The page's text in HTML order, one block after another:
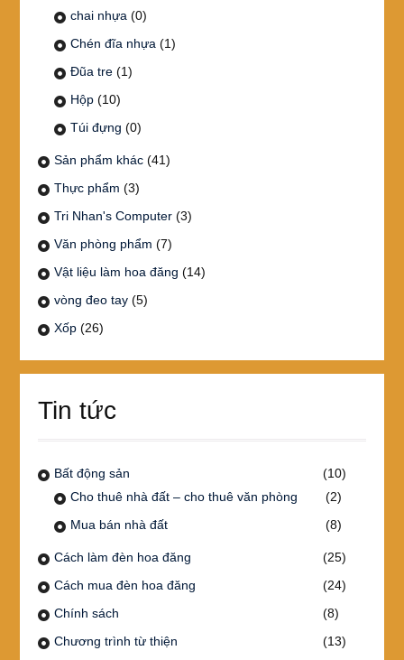
chai nhựa (0)
Chén đĩa nhựa (1)
Đũa tre (1)
Hộp (10)
Túi đựng (0)
Sản phẩm khác (41)
Thực phẩm (3)
Tri Nhan's Computer (3)
Văn phòng phẩm (7)
Vật liệu làm hoa đăng (14)
vòng đeo tay (5)
Xốp (26)
Tin tức
Bất động sản
(10)
Cho thuê nhà đất – cho thuê văn phòng
(2)
Mua bán nhà đất
(8)
Cách làm đèn hoa đăng
(25)
Cách mua đèn hoa đăng
(24)
Chính sách
(8)
Chương trình từ thiện
(13)